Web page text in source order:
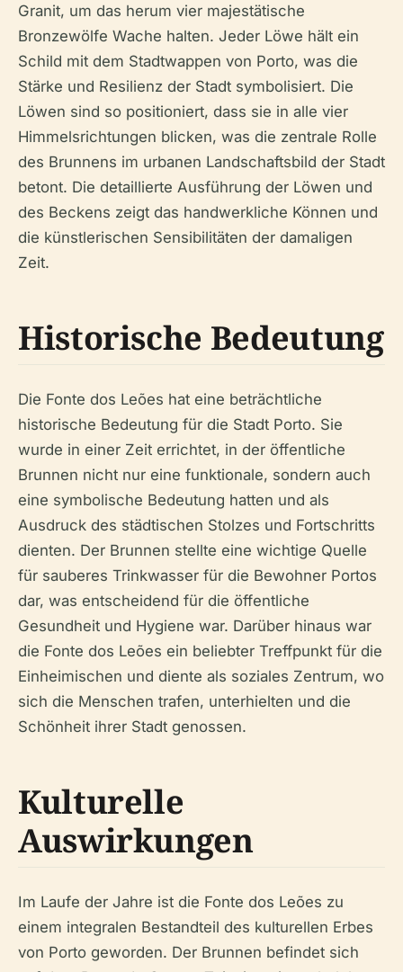
Granit, um das herum vier majestätische
Bronzewölfe Wache halten. Jeder Löwe hält ein
Schild mit dem Stadtwappen von Porto, was die
Stärke und Resilienz der Stadt symbolisiert. Die
Löwen sind so positioniert, dass sie in alle vier
Himmelsrichtungen blicken, was die zentrale Rolle
des Brunnens im urbanen Landschaftsbild der Stadt
betont. Die detaillierte Ausführung der Löwen und
des Beckens zeigt das handwerkliche Können und
die künstlerischen Sensibilitäten der damaligen
Zeit.
Historische Bedeutung
Die Fonte dos Leões hat eine beträchtliche
historische Bedeutung für die Stadt Porto. Sie
wurde in einer Zeit errichtet, in der öffentliche
Brunnen nicht nur eine funktionale, sondern auch
eine symbolische Bedeutung hatten und als
Ausdruck des städtischen Stolzes und Fortschritts
dienten. Der Brunnen stellte eine wichtige Quelle
für sauberes Trinkwasser für die Bewohner Portos
dar, was entscheidend für die öffentliche
Gesundheit und Hygiene war. Darüber hinaus war
die Fonte dos Leões ein beliebter Treffpunkt für die
Einheimischen und diente als soziales Zentrum, wo
sich die Menschen trafen, unterhielten und die
Schönheit ihrer Stadt genossen.
Kulturelle
Auswirkungen
Im Laufe der Jahre ist die Fonte dos Leões zu
einem integralen Bestandteil des kulturellen Erbes
von Porto geworden. Der Brunnen befindet sich